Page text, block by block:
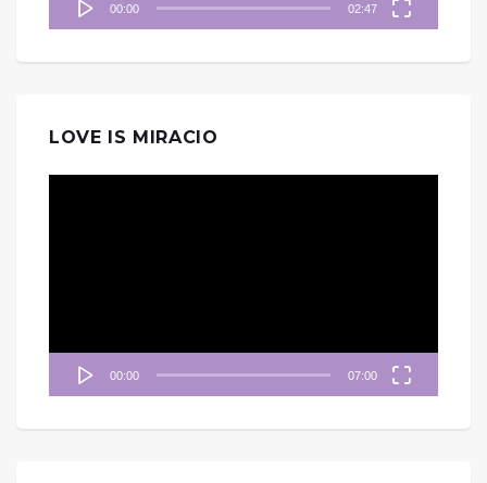
00:00 02:47
LOVE IS MIRACIO
00:00 07:00